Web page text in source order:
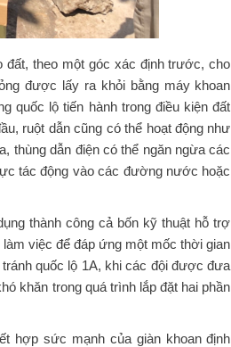
theo một góc xác định trước, cho
được lấy ra khỏi bằng máy khoan
quốc lộ tiến hành trong điều kiện đất
ruột dẫn cũng có thể hoạt động như
thùng dẫn điện có thể ngăn ngừa các
tác động vào các đường nước hoặc
thành công cả bốn kỹ thuật hỗ trợ
việc để đáp ứng một mốc thời gian
quốc lộ 1A, khi các đội được đưa
khăn trong quá trình lắp đặt hai phần
hợp sức mạnh của giàn khoan định